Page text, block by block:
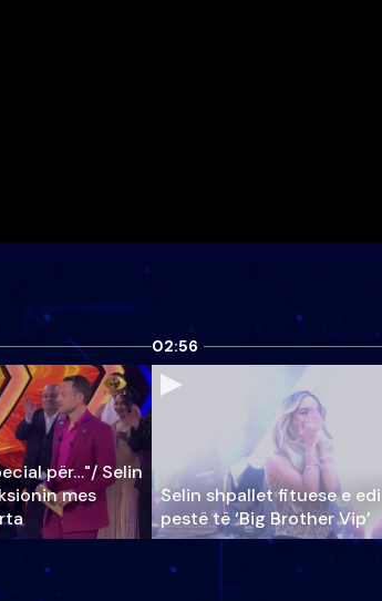
për…"/ Selin
mes
02:56
Selin shpallet fituese e
pestë të ‘Big Brother Vip’